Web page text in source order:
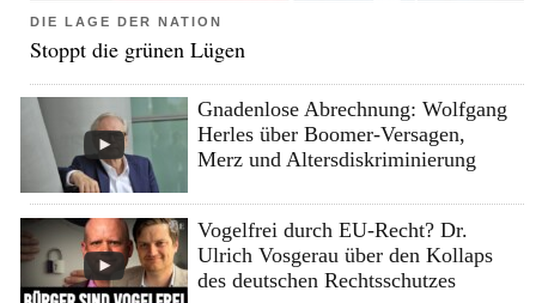
DIE LAGE DER NATION
Stoppt die grünen Lügen
Gnadenlose Abrechnung: Wolfgang
Herles über Boomer-Versagen,
Merz und Altersdiskriminierung
Vogelfrei durch EU-Recht? Dr.
Ulrich Vosgerau über den Kollaps
des deutschen Rechtsschutzes